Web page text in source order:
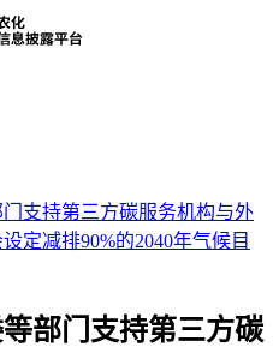
支持第三方碳服务机构与外
定减排90%的2040年气候目
部门支持第三方碳